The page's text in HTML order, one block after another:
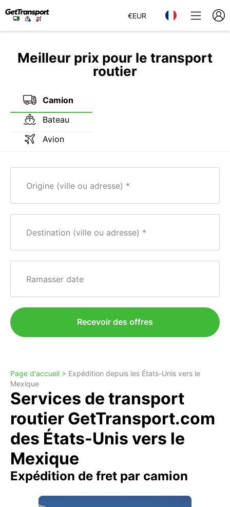
€EUR
Meilleur prix pour le transport
routier
Camion
Bateau
Avion
Origine (ville ou adresse)
Destination (ville ou adresse)
Ramasser date
Recevoir des offres
Page d'accueil > Expédition depuis les États-Unis vers le
Mexique
Services de transport
routier GetTransport.com
des États-Unis vers le
Mexique
Expédition de fret par camion